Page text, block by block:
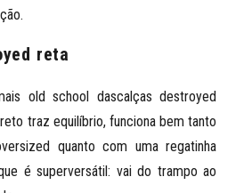
reta
old school dascalças destroyed
traz equilíbrio, funciona bem tanto
quanto com uma regatinha
é superversátil: vai do trampo ao